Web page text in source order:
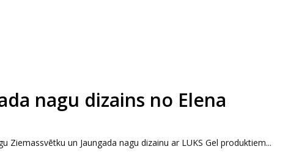
nagu dizains no Elena
Ziemassvētku un Jaungada nagu dizainu ar LUKS Gel produktiem...